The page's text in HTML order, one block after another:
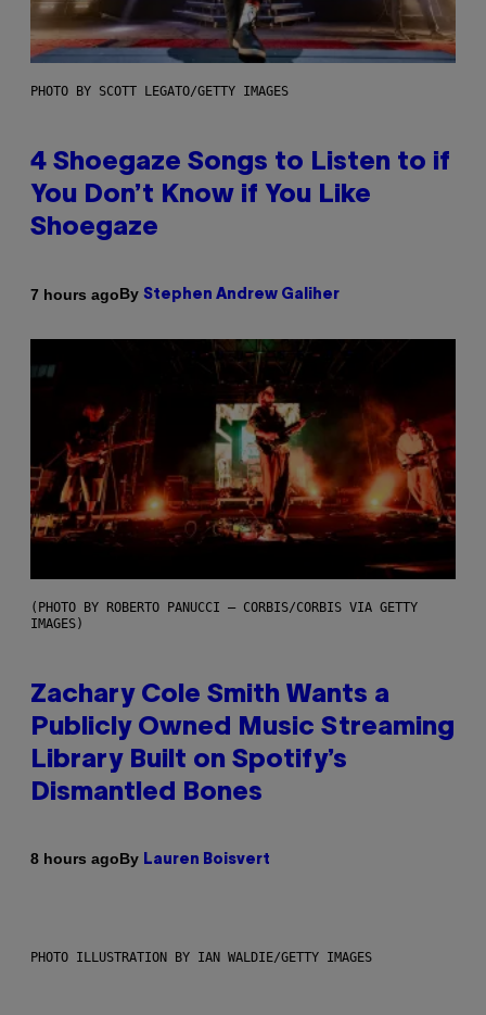
PHOTO BY SCOTT LEGATO/GETTY IMAGES
4 Shoegaze Songs to Listen to if
You Don’t Know if You Like
Shoegaze
7 hours agoBy Stephen Andrew Galiher
(PHOTO BY ROBERTO PANUCCI – CORBIS/CORBIS VIA GETTY
IMAGES)
Zachary Cole Smith Wants a
Publicly Owned Music Streaming
Library Built on Spotify’s
Dismantled Bones
8 hours agoBy Lauren Boisvert
PHOTO ILLUSTRATION BY IAN WALDIE/GETTY IMAGES